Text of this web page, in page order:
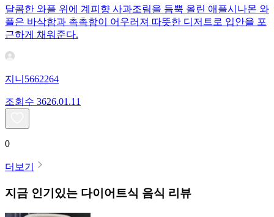
달콤한 와플 위에 계피향 사과조림을 듬뿍 올린 애플시나몬 와
플은 바삭함과 촉촉함이 어우러져 따뜻한 디저트로 입안을 포
근하게 채워준다.
지니5662264
조회수 3626.01.11
0
더보기
지금 인기있는 다이어트식 음식 리뷰